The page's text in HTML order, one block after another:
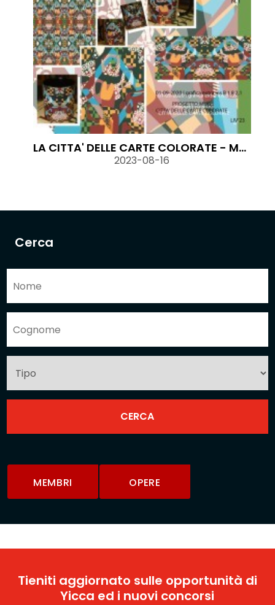
Cerca
MEMBRI OPERE
LA CITTA' DELLE CARTE COLORATE - MONZA - MUG
2023-08-16
Tieniti aggiornato sulle opportunità di
Yicca ed i nuovi concorsi